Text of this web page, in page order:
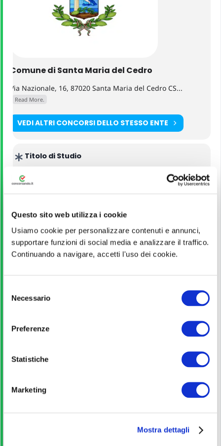
Questo sito web utilizza i cookie
Usiamo cookie per personalizzare contenuti e annunci,
supportare funzioni di social media e analizzare il traffico.
Continuando a navigare, accetti l'uso dei cookie.
Necessario
Preferenze
Statistiche
Marketing
Mostra dettagli
Comune di Santa Maria del Cedro
Via Nazionale, 16, 87020 Santa Maria del Cedro CS...
Read More.
VEDI ALTRI CONCORSI DELLO STESSO ENTE
Titolo di Studio
Diploma
Leggi!
Scopri di più
Bando di concorso
Scarica
Guida allo studio